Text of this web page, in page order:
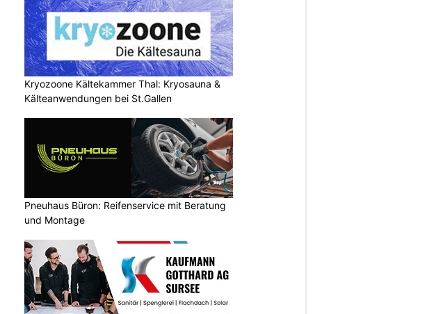
Kryozoone Kältekammer Thal: Kryosauna &
Kälteanwendungen bei St.Gallen
Pneuhaus Büron: Reifenservice mit Beratung
und Montage